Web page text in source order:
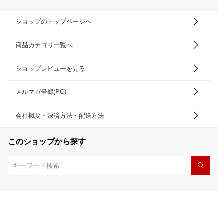
ショップのトップページへ
商品カテゴリ一覧へ
ショップレビューを見る
メルマガ登録(PC)
会社概要・決済方法・配送方法
このショップから探す